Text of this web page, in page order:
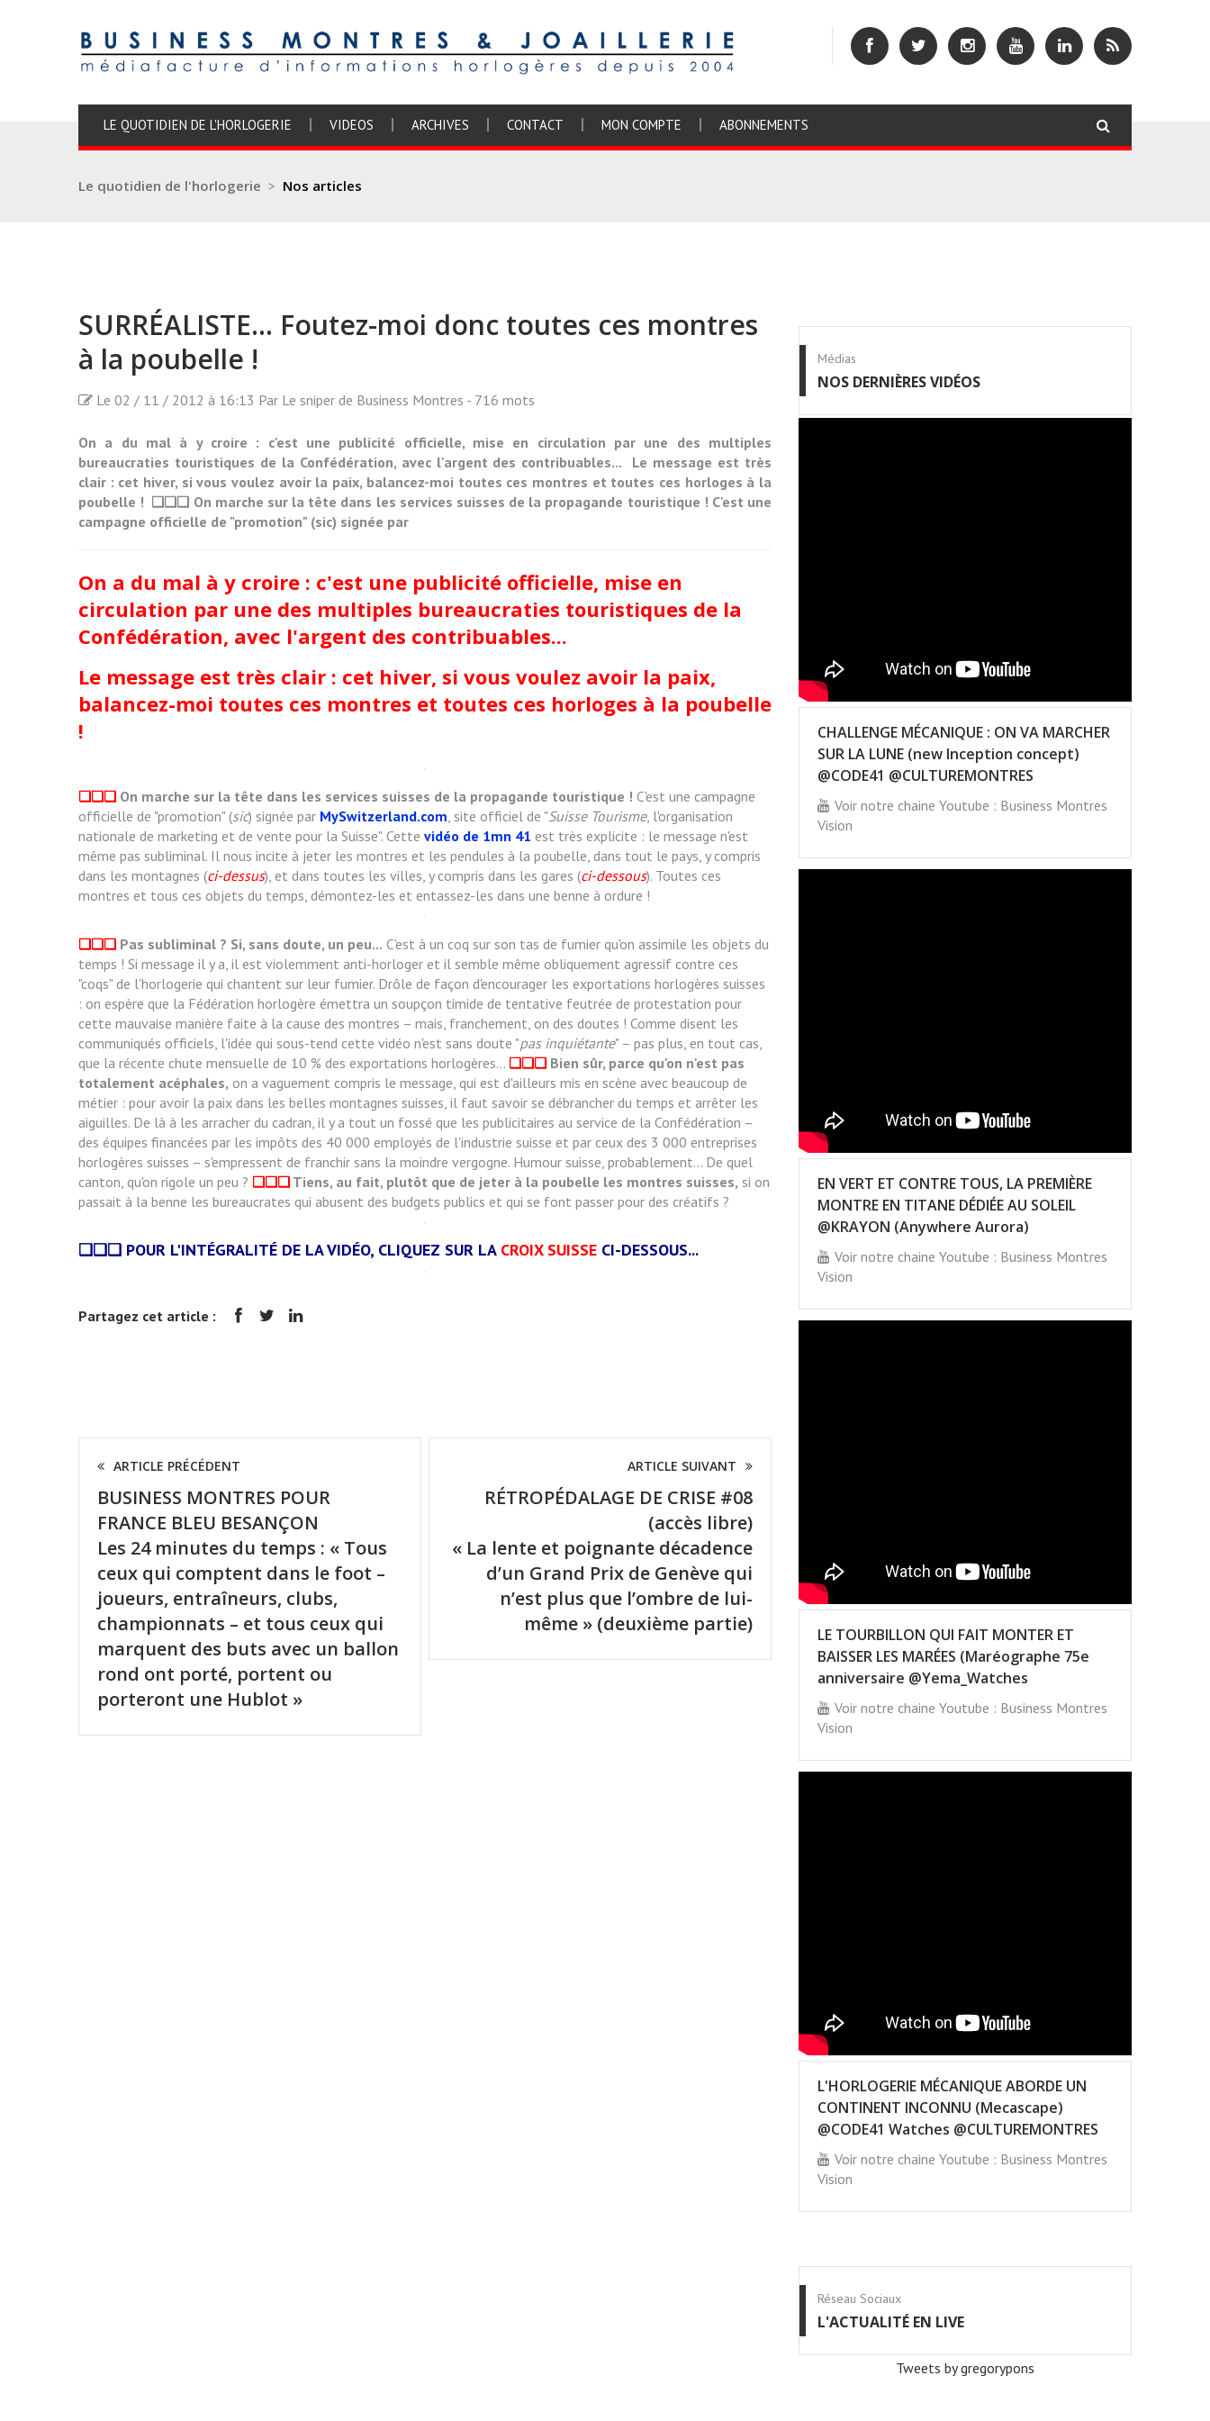
LE QUOTIDIEN DE L'HORLOGERIE VIDEOS ARCHIVES CONTACT MON COMPTE ABONNEMENTS
Le quotidien de l'horlogerie > Nos articles
SURRÉALISTE... Foutez-moi donc toutes ces montres
à la poubelle !
Le 02 / 11 / 2012 à 16:13 Par Le sniper de Business Montres - 716 mots
On a du mal à y croire : c'est une publicité officielle, mise en circulation par une des multiples
bureaucraties touristiques de la Confédération, avec l'argent des contribuables... Le message est très
clair : cet hiver, si vous voulez avoir la paix, balancez-moi toutes ces montres et toutes ces horloges à la
poubelle ! ❏❏❏ On marche sur la tête dans les services suisses de la propagande touristique ! C'est une
campagne officielle de "promotion" (sic) signée par
On a du mal à y croire : c'est une publicité officielle, mise en
circulation par une des multiples bureaucraties touristiques de la
Confédération, avec l'argent des contribuables...
Le message est très clair : cet hiver, si vous voulez avoir la paix,
balancez-moi toutes ces montres et toutes ces horloges à la poubelle
!
❏❏❏ On marche sur la tête dans les services suisses de la propagande touristique ! C'est une campagne
officielle de "promotion" (sic) signée par MySwitzerland.com, site officiel de "Suisse Tourisme, l'organisation
nationale de marketing et de vente pour la Suisse". Cette vidéo de 1mn 41 est très explicite : le message n'est
même pas subliminal. Il nous incite à jeter les montres et les pendules à la poubelle, dans tout le pays, y compris
dans les montagnes (ci-dessus), et dans toutes les villes, y compris dans les gares (ci-dessous). Toutes ces
montres et tous ces objets du temps, démontez-les et entassez-les dans une benne à ordure !
❏❏❏ Pas subliminal ? Si, sans doute, un peu... C'est à un coq sur son tas de fumier qu'on assimile les objets du
temps ! Si message il y a, il est violemment anti-horloger et il semble même obliquement agressif contre ces
"coqs" de l'horlogerie qui chantent sur leur fumier. Drôle de façon d'encourager les exportations horlogères suisses
: on espère que la Fédération horlogère émettra un soupçon timide de tentative feutrée de protestation pour
cette mauvaise manière faite à la cause des montres – mais, franchement, on des doutes ! Comme disent les
communiqués officiels, l'idée qui sous-tend cette vidéo n'est sans doute "pas inquiétante" – pas plus, en tout cas,
que la récente chute mensuelle de 10 % des exportations horlogères... ❏❏❏ Bien sûr, parce qu'on n'est pas
totalement acéphales, on a vaguement compris le message, qui est d'ailleurs mis en scène avec beaucoup de
métier : pour avoir la paix dans les belles montagnes suisses, il faut savoir se débrancher du temps et arrêter les
aiguilles. De là à les arracher du cadran, il y a tout un fossé que les publicitaires au service de la Confédération –
des équipes financées par les impôts des 40 000 employés de l'industrie suisse et par ceux des 3 000 entreprises
horlogères suisses – s'empressent de franchir sans la moindre vergogne. Humour suisse, probablement... De quel
canton, qu'on rigole un peu ? ❏❏❏ Tiens, au fait, plutôt que de jeter à la poubelle les montres suisses, si on
passait à la benne les bureaucrates qui abusent des budgets publics et qui se font passer pour des créatifs ?
❏❏❏ POUR L'INTÉGRALITÉ DE LA VIDÉO, CLIQUEZ SUR LA CROIX SUISSE CI-DESSOUS...
Partagez cet article :
ARTICLE PRÉCÉDENT
BUSINESS MONTRES POUR
FRANCE BLEU BESANÇON
Les 24 minutes du temps : « Tous
ceux qui comptent dans le foot –
joueurs, entraîneurs, clubs,
championnats – et tous ceux qui
marquent des buts avec un ballon
rond ont porté, portent ou
porteront une Hublot »
ARTICLE SUIVANT
RÉTROPÉDALAGE DE CRISE #08
(accès libre)
« La lente et poignante décadence
d’un Grand Prix de Genève qui
n’est plus que l’ombre de lui-
même » (deuxième partie)
Médias
NOS DERNIÈRES VIDÉOS
CHALLENGE MÉCANIQUE : ON VA MARCHER
SUR LA LUNE (new Inception concept)
@CODE41 @CULTUREMONTRES
Voir notre chaine Youtube : Business Montres
Vision
EN VERT ET CONTRE TOUS, LA PREMIÈRE
MONTRE EN TITANE DÉDIÉE AU SOLEIL
@KRAYON (Anywhere Aurora)
Voir notre chaine Youtube : Business Montres
Vision
LE TOURBILLON QUI FAIT MONTER ET
BAISSER LES MARÉES (Maréographe 75e
anniversaire @Yema_Watches
Voir notre chaine Youtube : Business Montres
Vision
L'HORLOGERIE MÉCANIQUE ABORDE UN
CONTINENT INCONNU (Mecascape)
@CODE41 Watches @CULTUREMONTRES
Voir notre chaine Youtube : Business Montres
Vision
Réseau Sociaux
L'ACTUALITÉ EN LIVE
Tweets by gregorypons